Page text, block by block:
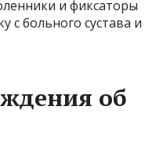
и фиксаторы
с больного сустава и
об